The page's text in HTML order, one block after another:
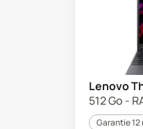
Lenovo
512 Go -
Garantie 12